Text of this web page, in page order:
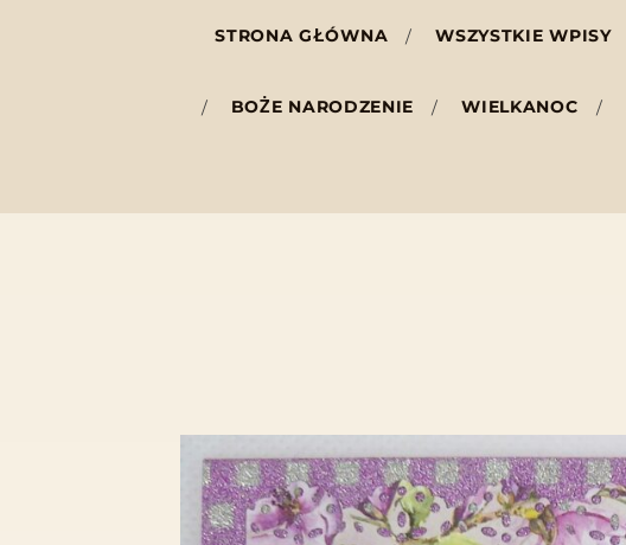
STRONA GŁÓWNA WSZYSTKIE WPISY
BOŻE NARODZENIE WIELKANOC